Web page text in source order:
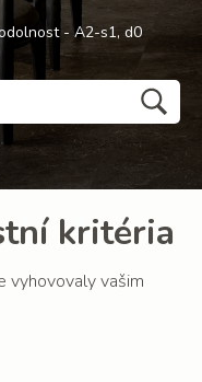
- A2-s1, d0
kritéria
vyhovovaly vašim